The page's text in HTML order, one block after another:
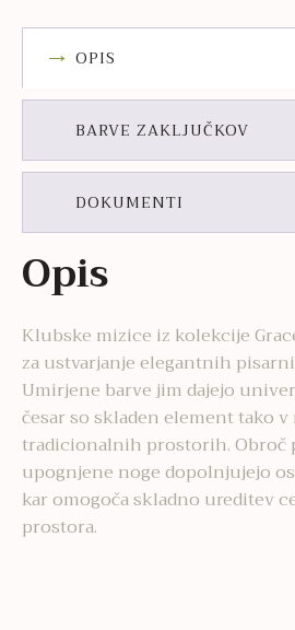
OPIS
BARVE ZAKLJUČKOV
DOKUMENTI
Opis
Klubske mizice iz kolekcije
za ustvarjanje elegantnih
Umirjene barve jim dajejo
česar so skladen element tako
tradicionalnih prostorih. Obroč
upognjene noge dopolnjujejo
kar omogoča skladno ureditev
prostora.